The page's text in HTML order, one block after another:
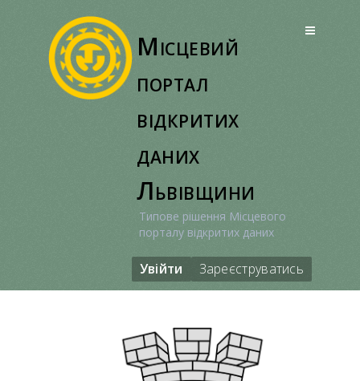
Місцевий
портал
відкритих
даних
Львівщини
Типове рішення Місцевого
порталу відкритих даних
Увійти Зареєструватись